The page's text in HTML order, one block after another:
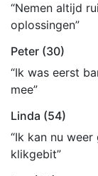
“Nemen altijd
oplossingen”
Peter (30)
“Ik was eerst
mee”
Linda (54)
“Ik kan nu
klikgebit”